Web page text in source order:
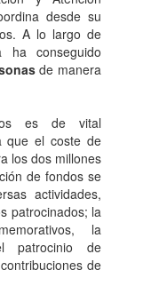
desde su
A lo largo de
conseguido
de manera
es de vital
que el coste de
los dos millones
de fondos se
actividades,
patrocinados; la
la
patrocinio de
de